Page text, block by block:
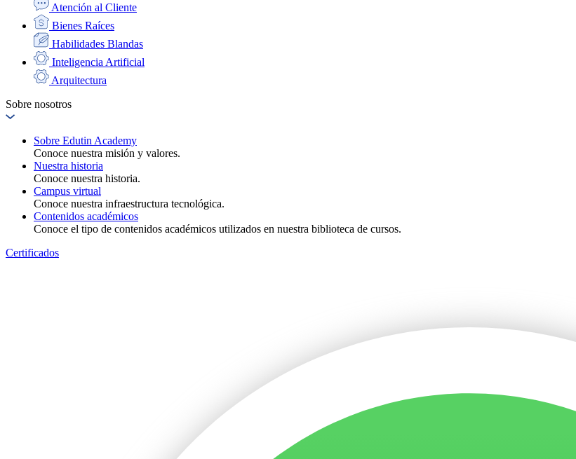
Atención al Cliente
Bienes Raíces
Habilidades Blandas
Inteligencia Artificial
Arquitectura
Sobre nosotros
Sobre Edutin Academy
Conoce nuestra misión y valores.
Nuestra historia
Conoce nuestra historia.
Campus virtual
Conoce nuestra infraestructura tecnológica.
Contenidos académicos
Conoce el tipo de contenidos académicos utilizados en nuestra biblioteca de cursos.
Certificados